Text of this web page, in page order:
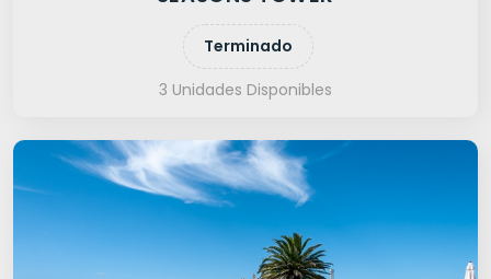
Terminado
3 Unidades Disponibles